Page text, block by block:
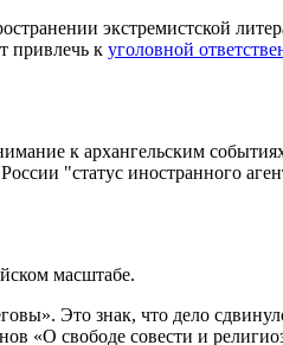
экстремистской
привлечь к уголовной
к архангельским
"статус иностранного
масштабе.
Это знак, что дело
«О свободе совести и